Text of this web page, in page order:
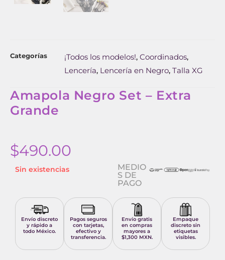
Categorías ¡Todos los modelos!, Coordinados,
Lencería, Lencería en Negro, Talla XG
Amapola Negro Set – Extra
Grande
$490.00
Sin existencias
MEDIO
S DE
PAGO
Envío discreto
y rápido a
todo México.
Pagos seguros
con tarjetas,
efectivo y
transferencia.
Envío gratis
en compras
mayores a
$1,300 MXN.
Empaque
discreto sin
etiquetas
visibles.